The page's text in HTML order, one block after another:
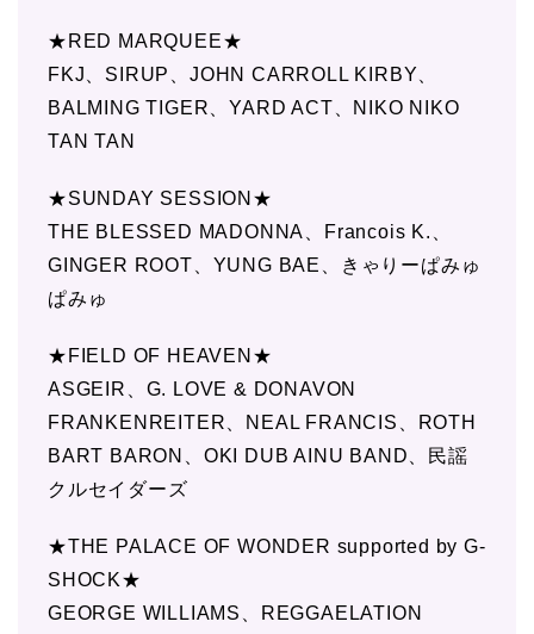
★RED MARQUEE★
FKJ、SIRUP、JOHN CARROLL KIRBY、
BALMING TIGER、YARD ACT、NIKO NIKO
TAN TAN
★SUNDAY SESSION★
THE BLESSED MADONNA、Francois K.、
GINGER ROOT、YUNG BAE、きゃりーぱみゅ
ぱみゅ
★FIELD OF HEAVEN★
ASGEIR、G. LOVE & DONAVON
FRANKENREITER、NEAL FRANCIS、ROTH
BART BARON、OKI DUB AINU BAND、民謡
クルセイダーズ
★THE PALACE OF WONDER supported by G-
SHOCK★
GEORGE WILLIAMS、REGGAELATION